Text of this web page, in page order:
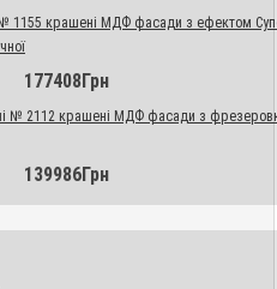
№ 1155 крашені МДФ фасади з ефектом
177408Грн
№ 2112 крашені МДФ фасади з
139986Грн